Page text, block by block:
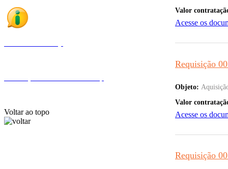
Valor
Acesse os
Requisição
Objeto:
Valor
Acesse os
Requisição
Voltar ao topo